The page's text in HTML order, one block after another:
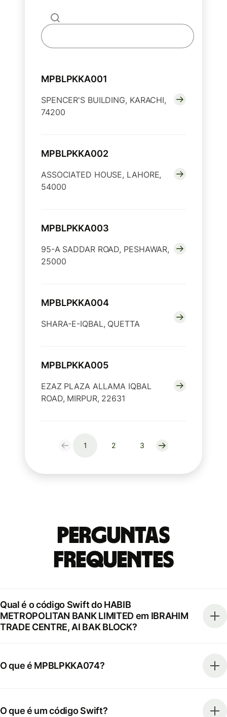
MPBLPKKA001
SPENCER'S BUILDING, KARACHI,
74200
MPBLPKKA002
ASSOCIATED HOUSE, LAHORE,
54000
MPBLPKKA003
95-A SADDAR ROAD, PESHAWAR,
25000
MPBLPKKA004
SHARA-E-IQBAL, QUETTA
MPBLPKKA005
EZAZ PLAZA ALLAMA IQBAL
ROAD, MIRPUR, 22631
1 2 3
Perguntas
frequentes
Qual é o código Swift do HABIB
METROPOLITAN BANK LIMITED em IBRAHIM
TRADE CENTRE, AI BAK BLOCK?
O que é MPBLPKKA074?
O que é um código Swift?